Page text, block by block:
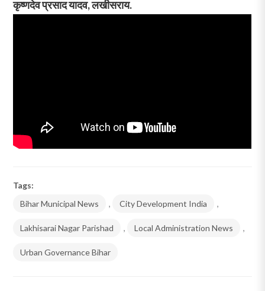
कृष्णदेव प्रसाद यादव, लखीसराय.
Tags:
Bihar Municipal News
, City Development India ,
Lakhisarai Nagar Parishad , Local Administration News ,
Urban Governance Bihar